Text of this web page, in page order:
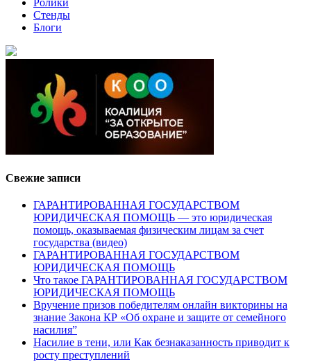
Стенды
Блоги
Свежие записи
ГАРАНТИРОВАННАЯ ГОСУДАРСТВОМ
ЮРИДИЧЕСКАЯ ПОМОЩЬ — это юридическая
помощь, оказываемая физическим лицам за счет
государства (видео)
ГАРАНТИРОВАННАЯ ГОСУДАРСТВОМ
ЮРИДИЧЕСКАЯ ПОМОЩЬ
Что такое ГАРАНТИРОВАННАЯ ГОСУДАРСТВОМ
ЮРИДИЧЕСКАЯ ПОМОЩЬ
Вручение призов победителям онлайн викторины на
знание Закона КР «Об охране и защите от семейного
насилия”
Насилие в тени, или Как безнаказанность приводит к
росту преступлений